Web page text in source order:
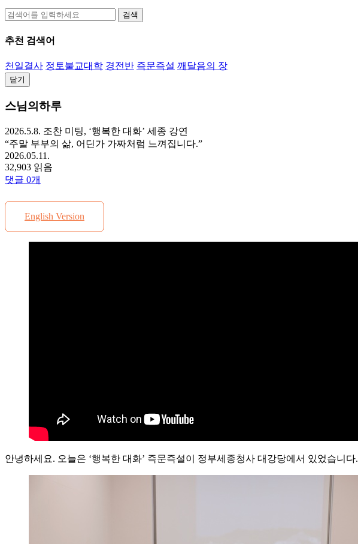
검색
추천 검색어
천일결사 정토불교대학 경전반 즉문즉설 깨달음의 장
닫기
스님의하루
2026.5.8. 조찬 미팅, ‘행복한 대화’ 세종 강연
“주말 부부의 삶, 어딘가 가짜처럼 느껴집니다.”
2026.05.11.
32,903 읽음
댓글 0개
English Version
안녕하세요. 오늘은 ‘행복한 대화’ 즉문즉설이 정부세종청사 대강당에서 있었습니다.